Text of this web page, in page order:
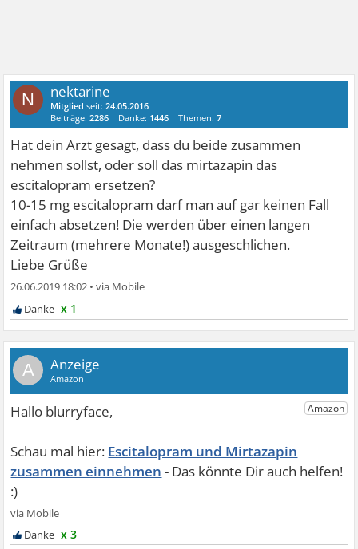
N nektarine
Mitglied seit:24.05.2016
Beiträge:2286 Danke: 1446 Themen:7
Hat dein Arzt gesagt, dass du beide zusammen
nehmen sollst, oder soll das mirtazapin das
escitalopram ersetzen?
10-15 mg escitalopram darf man auf gar keinen Fall
einfach absetzen! Die werden über einen langen
Zeitraum (mehrere Monate!) ausgeschlichen.
Liebe Grüße
26.06.2019 18:02 •
x 1
A
Escitalopram und Mirtazapin
zusammen einnehmen
x 3